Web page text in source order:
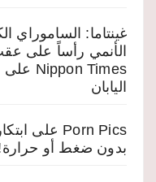
غينتاما:
Nippon Times على
اليابان
Porn Pics على
بدون ضغط أو